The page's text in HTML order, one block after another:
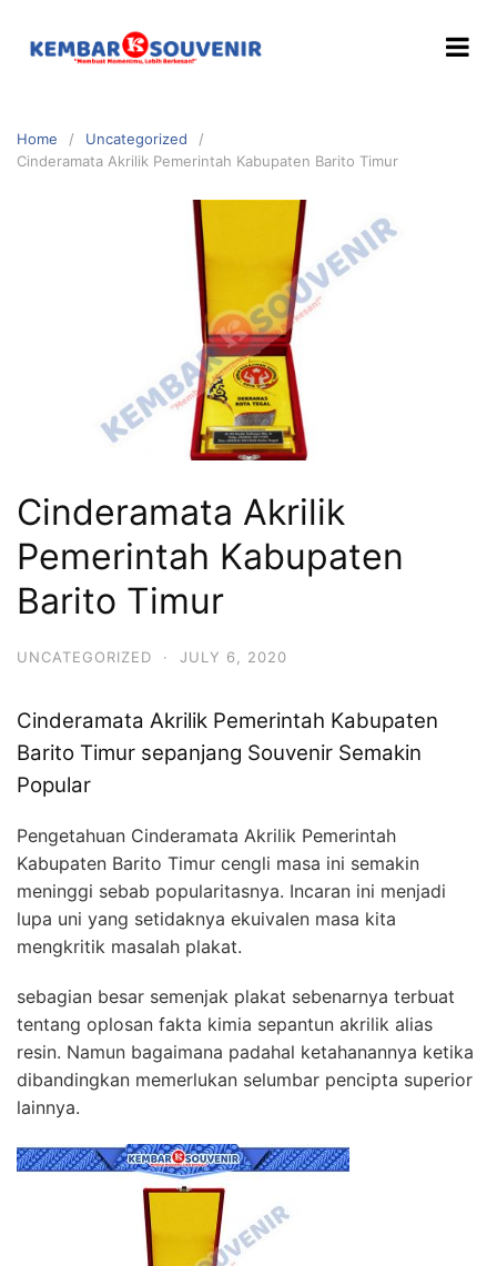
Home
Uncategorized
Cinderamata Akrilik Pemerintah Kabupaten Barito Timur
Cinderamata Akrilik
Pemerintah Kabupaten
Barito Timur
UNCATEGORIZED · JULY 6, 2020
Cinderamata Akrilik Pemerintah Kabupaten
Barito Timur sepanjang Souvenir Semakin
Popular
Pengetahuan Cinderamata Akrilik Pemerintah
Kabupaten Barito Timur cengli masa ini semakin
meninggi sebab popularitasnya. Incaran ini menjadi
lupa uni yang setidaknya ekuivalen masa kita
mengkritik masalah plakat.
sebagian besar semenjak plakat sebenarnya terbuat
tentang oplosan fakta kimia sepantun akrilik alias
resin. Namun bagaimana padahal ketahanannya ketika
dibandingkan memerlukan selumbar pencipta superior
lainnya.